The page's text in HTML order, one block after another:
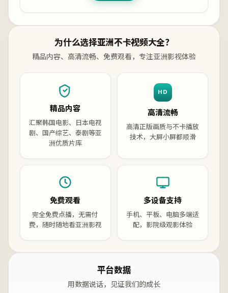
为什么选择亚洲不卡视频大全？
精品内容、高清流畅、免费观看，专注亚洲影视体验
精品内容
汇聚韩国电影、日本电视
剧、国产综艺、泰剧等亚
洲优质片库
HD
高清流畅
高清正版画质与不卡播放
技术，大屏小屏都顺滑
免费观看
完全免费点播，无需付
费，随时随地看亚洲影视
多设备支持
手机、平板、电脑多端适
配，影院级观影体验
平台数据
用数据说话，见证我们的成长